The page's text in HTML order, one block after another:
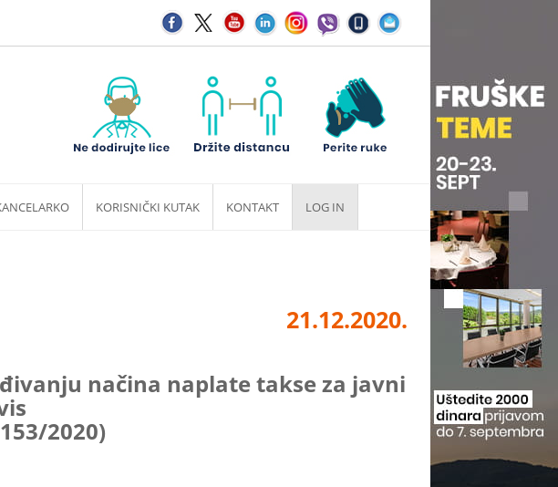
KORISNIČKI KUTAK KONTAKT LOG IN
21.12.2020.
načina naplate takse za javni
2020)